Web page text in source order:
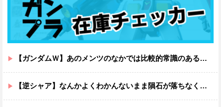
【ガンダムＷ】あのメンツのなかでは比較的常識のあるほうなのがデュオだよね
【逆シャア】なんかよくわかんないまま隕石が落ちなくていい感じに終わった作品ｗｗｗｗｗｗ